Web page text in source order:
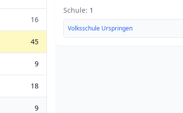
16
45
9
18
9
Schule: 1
Volksschule Urspringen